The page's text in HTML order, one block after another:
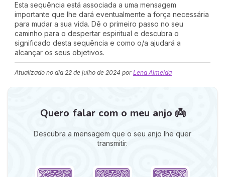
Esta sequência está associada a uma mensagem
importante que lhe dará eventualmente a força necessária
para mudar a sua vida. Dê o primeiro passo no seu
caminho para o despertar espiritual e descubra o
significado desta sequência e como o/a ajudará a
alcançar os seus objetivos.
Atualizado no dia 22 de julho de 2024 por Lena Almeida
Quero falar com o meu anjo 👼
Descubra a mensagem que o seu anjo lhe quer
transmitir.